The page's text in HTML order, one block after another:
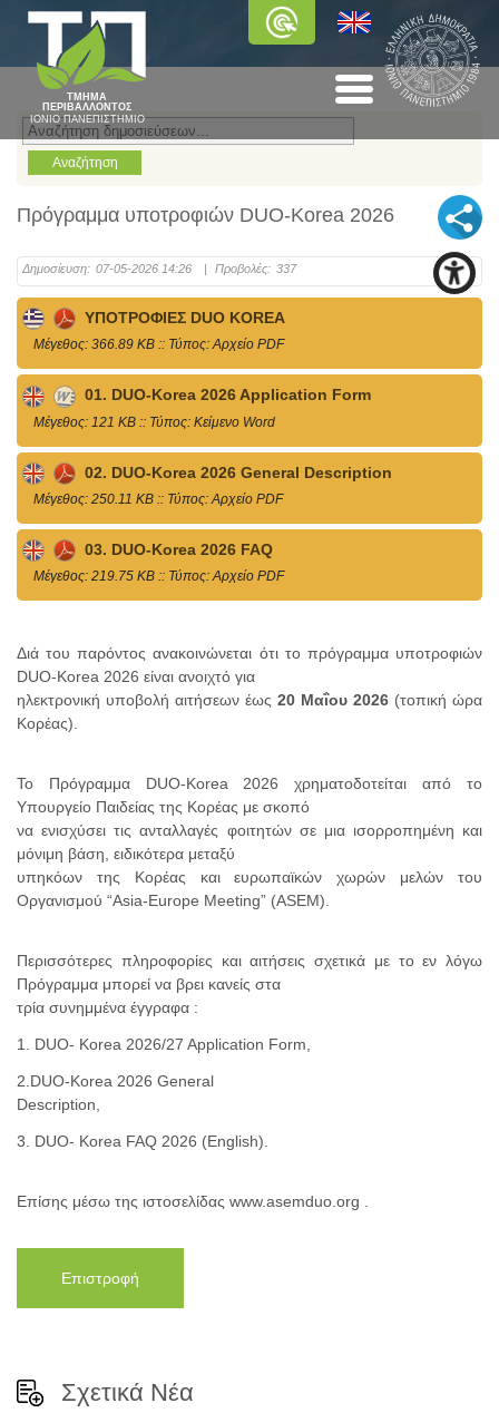
ΤΜΗΜΑ
ΠΕΡΙΒΑΛΛΟΝΤΟΣ
ΙΟΝΙΟ ΠΑΝΕΠΙΣΤΗΜΙΟ
Πρόγραμμα υποτροφιών DUO-Korea 2026
Δημοσίευση: 07-05-2026 14:26 | Προβολές: 337
ΥΠΟΤΡΟΦΙΕΣ DUO KOREA
Mέγεθος: 366.89 KB :: Τύπος: Αρχείο PDF
01. DUO-Korea 2026 Application Form
Mέγεθος: 121 KB :: Τύπος: Kείμενο Word
02. DUO-Korea 2026 General Description
Mέγεθος: 250.11 KB :: Τύπος: Αρχείο PDF
03. DUO-Korea 2026 FAQ
Mέγεθος: 219.75 KB :: Τύπος: Αρχείο PDF
Διά του παρόντος ανακοινώνεται ότι το πρόγραμμα υποτροφιών
DUO-Korea 2026 είναι ανοιχτό για
ηλεκτρονική υποβολή αιτήσεων έως 20 Μαΐου 2026 (τοπική ώρα
Κορέας).
Το Πρόγραμμα DUO-Korea 2026 χρηματοδοτείται από το
Υπουργείο Παιδείας της Κορέας με σκοπό
να ενισχύσει τις ανταλλαγές φοιτητών σε μια ισορροπημένη και
μόνιμη βάση, ειδικότερα μεταξύ
υπηκόων της Κορέας και ευρωπαϊκών χωρών μελών του
Οργανισμού “Asia-Europe Meeting” (ASEM).
Περισσότερες πληροφορίες και αιτήσεις σχετικά με το εν λόγω
Πρόγραμμα μπορεί να βρει κανείς στα
τρία συνημμένα έγγραφα :
1. DUO- Korea 2026/27 Application Form,
2.DUO-Korea 2026 General
Description,
3. DUO- Korea FAQ 2026 (English).
Επίσης μέσω της ιστοσελίδας www.asemduo.org .
Επιστροφή
Σχετικά Νέα